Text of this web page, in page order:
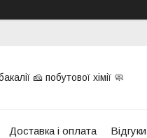
🧀 побутової хімії 🧼
Доставка і оплата Відгуки